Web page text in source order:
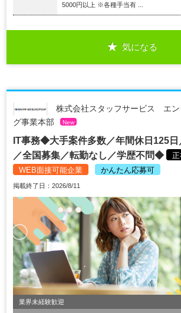
5000円以上 ※各種手当有 ...
気になる
株式会社スタッフサービス エン
グ事業本部
New
IT事務◆大手案件多数／年間休日125日
／全国募集／転勤なし／学歴不問◆
正
WEB面接可能企業
かんたん応募可
掲載終了日：2026/8/11
業界未経験歓迎